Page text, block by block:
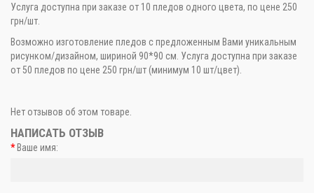
Услуга доступна при заказе от 10 пледов одного цвета, по цене 250
грн/шт.
Возможно изготовление пледов с предложенным Вами уникальным
рисунком/дизайном, шириной 90*90 см. Услуга доступна при заказе
от 50 пледов по цене 250 грн/шт (минимум 10 шт/цвет).
Нет отзывов об этом товаре.
НАПИСАТЬ ОТЗЫВ
Ваше имя: